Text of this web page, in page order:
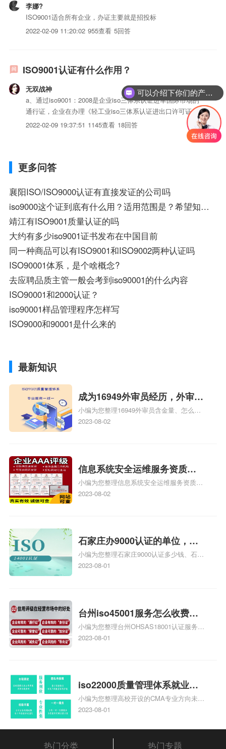
李娜?
ISO9001适合所有企业，办证主要就是招投标
2022-02-09 11:20:02 955查看 5回答
ISO9001认证有什么作用？
无双战神
a、通过iso9001：2008是企业iso三体系认证进军国际市场的
通行证，企业在办理《轻工业iso三体系认证进出口许可证》
时商检单位可免除企业品质管理体系的审查。很多大企业在采
购时最先决条件就是要求供货商通过iso9001：2008品保体系
2022-02-09 19:37:51 1145查看 18回答
更多问答
襄阳ISO/ISO9000认证有直接发证的公司吗
iso9000这个证到底有什么用？适用范围是？希望知情人士赶快给解答下、、、快、快、快、、
靖江有ISO9001质量认证的吗
大约有多少iso9001证书发布在中国目前
同一种商品可以有ISO9001和ISO9002两种认证吗
ISO90001体系，是个啥概念?
去应聘品质主管一般会考到iso90001的什么内容
ISO90001和2000认证？
iso90001样品管理程序怎样写
ISO9000和90001是什么来的
最新知识
成为16949外审员经历，外审员
16949
小编为您整理16949外审员含金量、怎么才
能成为注册的TS16949:2009的外审员、我
2023-08-02
信息系统安全运维服务资质二
级费用，信息系统安全运维服
务资质二级
小编为您整理信息系统安全运维服务资质认
证证书机构有哪些、安全运维服务资质的费
体系认证知识，详情可查看下方正文！
2023-08-02
石家庄办9000认证的单位，石
家庄9000认证的公司
小编为您整理石家庄9000认证多少钱、石家
庄9000认证价格多少钱、石家庄9000认证
2023-08-01
台州iso45001服务怎么收费，
台州iso45001认证服务怎么收
费
小编为您整理台州OHSAS18001认证服务中
心哪家收费便宜、台州ISO9000认证，哪个
标准是什么相关iso体系认证知识，详情可
查看下方正文！
2023-08-01
iso22000质量管理体系就业方
向，质量管理与认证就业方向
小编为您整理高校开设的CMA专业方向未来
就业前景及就业方向如何、cma就业方向有
和cma未来就业方向、大学生考完cma，就
哪些就业方向相关iso体系认证知识，详情
2023-08-01
热门分类 热门专题
可以介绍下你们的产品么？